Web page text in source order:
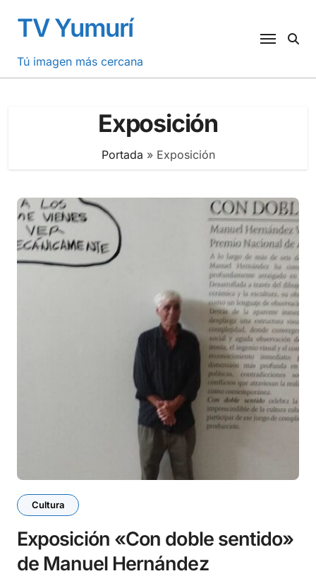
contenido
TV Yumurí
Tú imagen más cercana
Exposición
Portada » Exposición
Cultura
Exposición «Con doble sentido»
de Manuel Hernández